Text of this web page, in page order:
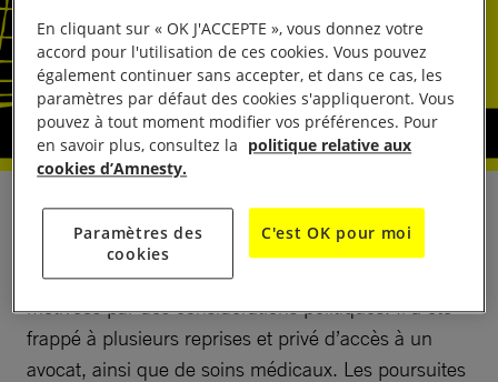
Mduduzi Bacede Mabuza, ancien membre du
Parlement d’Eswatini, est détenu arbitrairement
depuis le 25 juillet 2021 sur la base d’accusations
motivées par des considérations politiques. Il a été
frappé à plusieurs reprises et privé d’accès à un
avocat, ainsi que de soins médicaux. Les poursuites
En cliquant sur « OK J'ACCEPTE », vous donnez votre
accord pour l'utilisation de ces cookies. Vous pouvez
également continuer sans accepter, et dans ce cas, les
paramètres par défaut des cookies s'appliqueront. Vous
pouvez à tout moment modifier vos préférences. Pour
en savoir plus, consultez la politique relative aux
cookies d’Amnesty.
Paramètres des
cookies
C'est OK pour moi